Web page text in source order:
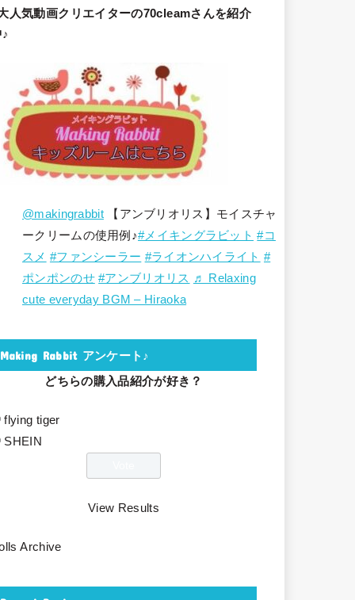
人気動画クリエイターの70cleamさんを紹介
@makingrabbit【アンブリオリス】モイスチャ
ークリームの使用例♪#メイキングラビット #コ
スメ #ファンシーラー #ライオンハイライト #
ポンポンのせ #アンブリオリス ♬ Relaxing
cute everyday BGM – Hiraoka
Making Rabbit アンケート♪
どちらの購入品紹介が好き？
flying tiger
SHEIN
View Results
Archive